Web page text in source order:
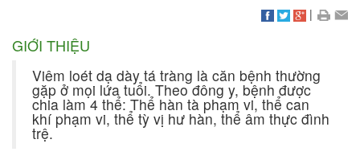
|
GIỚI THIỆU
Viêm loét dạ dày tá tràng là căn bệnh thường
gặp ở mọi lứa tuổi. Theo đông y, bệnh được
chia làm 4 thể: Thể hàn tà phạm vi, thể can
khí phạm vi, thể tỳ vị hư hàn, thể âm thực đình
trệ.